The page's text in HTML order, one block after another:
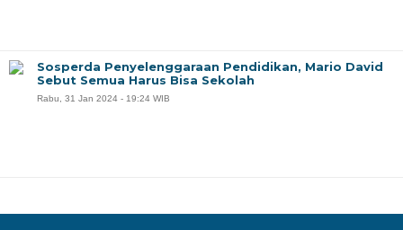
Sosperda Penyelenggaraan Pendidikan, Mario David
Sebut Semua Harus Bisa Sekolah
Rabu, 31 Jan 2024 - 19:24 WIB